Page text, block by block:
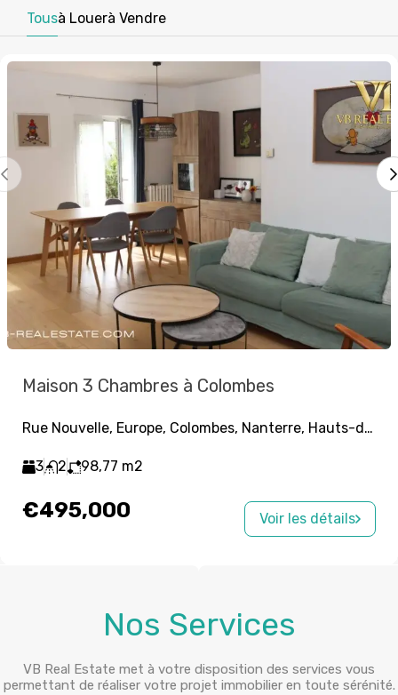
Tousà Louerà Vendre
Maison 3 Chambres à Colombes
Rue Nouvelle, Europe, Colombes, Nanterre, Hauts-de-Seine, Île-de-France, France métropolitaine, 92700, France
3 2 98,77 m2
€495,000 Voir les détails
Nos Services
VB Real Estate met à votre disposition des services vous
permettant de réaliser votre projet immobilier en toute sérénité.